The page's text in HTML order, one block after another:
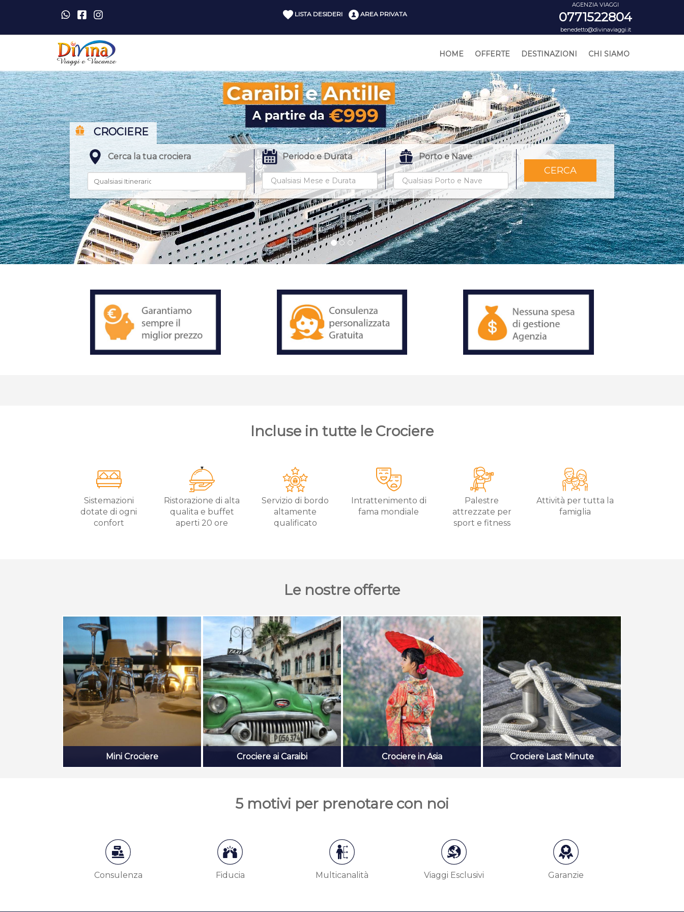
LISTA DESIDERI AREA PRIVATA
AGENZIA VIAGGI
0771522804
benedetto@divinaviaggi.it
HOME OFFERTE DESTINAZIONI CHI SIAMO
CROCIERE
Cerca la tua crociera Periodo e Durata Portoe Nave
Incluse in tutte le Crociere
Sistemazioni
dotate di ogni
confort
Ristorazione di alta
qualita e buffet
aperti 20 ore
Servizio di bordo
altamente
qualificato
Intrattenimento di
fama mondiale
Palestre
attrezzate per
sport e fitness
Attività per tutta la
famiglia
Le nostre offerte
Mini Crociere Crociere ai Caraibi Crociere in Asia Crociere Last Minute
5 motivi per prenotare con noi
Consulenza Fiducia Multicanalità Viaggi Esclusivi Garanzie